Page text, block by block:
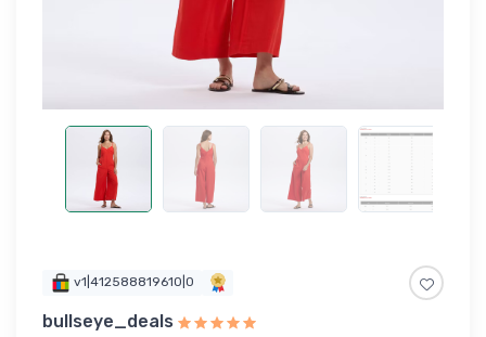
v1|412588819610|0
bullseye_deals